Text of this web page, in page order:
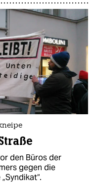
den Büros der
gegen die